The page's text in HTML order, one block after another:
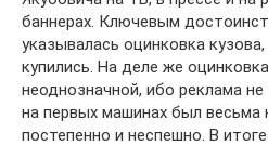
баннерах. Ключевым
указывалась оцинковка
купились. На деле же
неоднозначной, ибо реклама
на первых машинах был весьма
постепенно и неспешно. В